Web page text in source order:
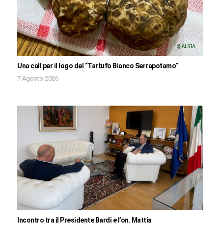
Una call per il logo del “Tartufo Bianco Serrapotamo”
7 Agosto 2026
Incontro tra il Presidente Bardi e l’on. Mattia